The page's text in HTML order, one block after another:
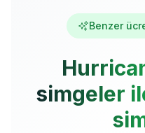
Benzer
simgeler